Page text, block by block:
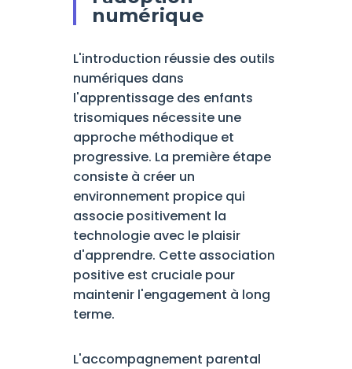
numérique
L'introduction réussie des outils
numériques dans
l'apprentissage des enfants
trisomiques nécessite une
approche méthodique et
progressive. La première étape
consiste à créer un
environnement propice qui
associe positivement la
technologie avec le plaisir
d'apprendre. Cette association
positive est cruciale pour
maintenir l'engagement à long
terme.
L'accompagnement parental